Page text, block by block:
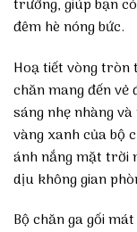
trường, giúp bạn
đêm hè nóng bức.
Hoạ tiết vòng tròn
chăn mang đến vẻ
sáng nhẹ nhàng
vàng xanh của bộ
ánh nắng mặt trời
dịu không gian
Bộ chăn ga gối